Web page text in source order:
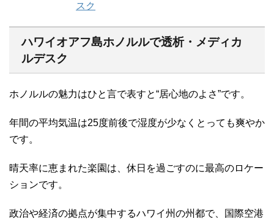
ハワイオアフ島ホノルルで透析・メディカ
ルデスク
ホノルルの魅力はひと言で表すと“居心地のよさ”です。
年間の平均気温は25度前後で湿度が少なくとっても爽やか
です。
晴天率に恵まれた楽園は、休日を過ごすのに最高のロケー
ションです。
政治や経済の拠点が集中するハワイ州の州都で、国際空港